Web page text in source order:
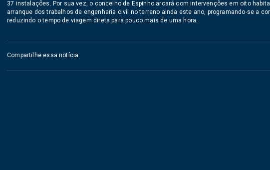
37 instalações. Por sua vez, o concelho de Espinho arcará com intervenções em oito
arranque dos trabalhos de engenharia civil no terreno ainda este ano, programando-se a
reduzindo o tempo de viagem direta para pouco mais de uma hora.
Compartilhe essa notícia